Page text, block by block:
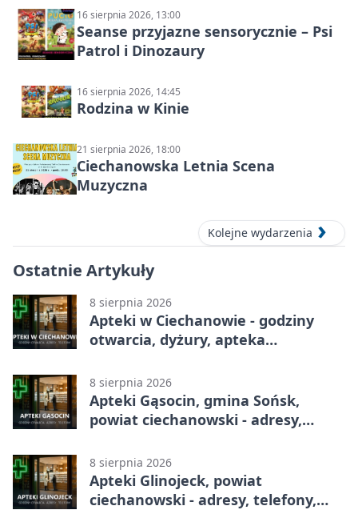
16 sierpnia 2026, 13:00
Seanse przyjazne sensorycznie – Psi
Patrol i Dinozaury
16 sierpnia 2026, 14:45
Rodzina w Kinie
21 sierpnia 2026, 18:00
Ciechanowska Letnia Scena
Muzyczna
Kolejne wydarzenia
Ostatnie Artykuły
8 sierpnia 2026
Apteki w Ciechanowie - godziny
otwarcia, dyżury, apteka
8 sierpnia 2026
Apteki Gąsocin, gmina Sońsk,
powiat ciechanowski - adresy,
8 sierpnia 2026
Apteki Glinojeck, powiat
ciechanowski - adresy, telefony,